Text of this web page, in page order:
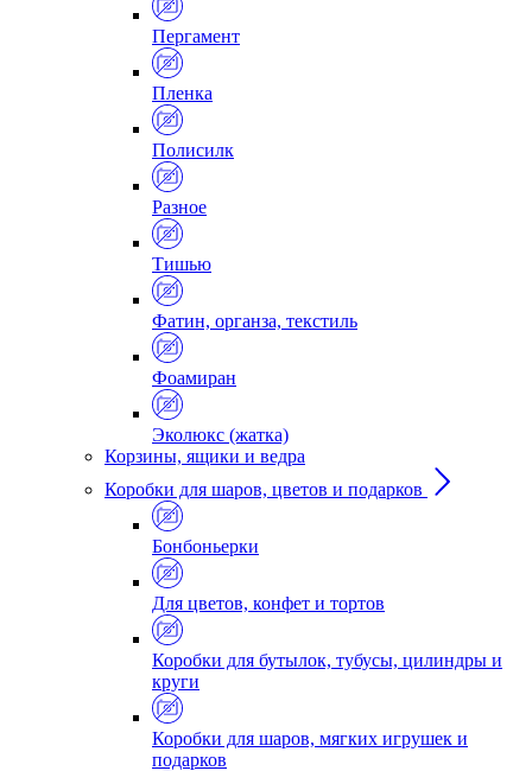
Пергамент
Пленка
Полисилк
Разное
Тишью
Фатин, органза, текстиль
Фоамиран
Эколюкс (жатка)
Корзины, ящики и ведра
Коробки для шаров, цветов и подарков
Бонбоньерки
Для цветов, конфет и тортов
Коробки для бутылок, тубусы, цилиндры и
круги
Коробки для шаров, мягких игрушек и
подарков